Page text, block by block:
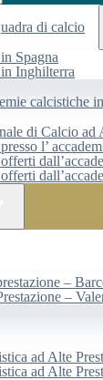
di calcio
Spagna
Inghilterra
calcistiche
di Calcio ad
l’
–
–
ad Alte
ad Alte